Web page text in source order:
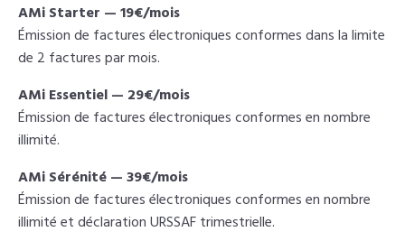
AMi Starter — 19€/mois
Émission de factures électroniques conformes dans la limite
de 2 factures par mois.
AMi Essentiel — 29€/mois
Émission de factures électroniques conformes en nombre
illimité.
AMi Sérénité — 39€/mois
Émission de factures électroniques conformes en nombre
illimité et déclaration URSSAF trimestrielle.